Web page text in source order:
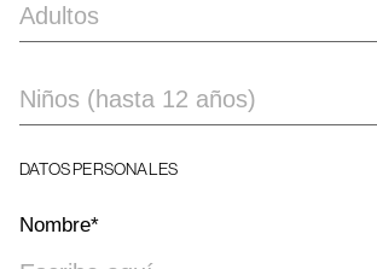
sois?
DATOS PERSONALES
Nombre*